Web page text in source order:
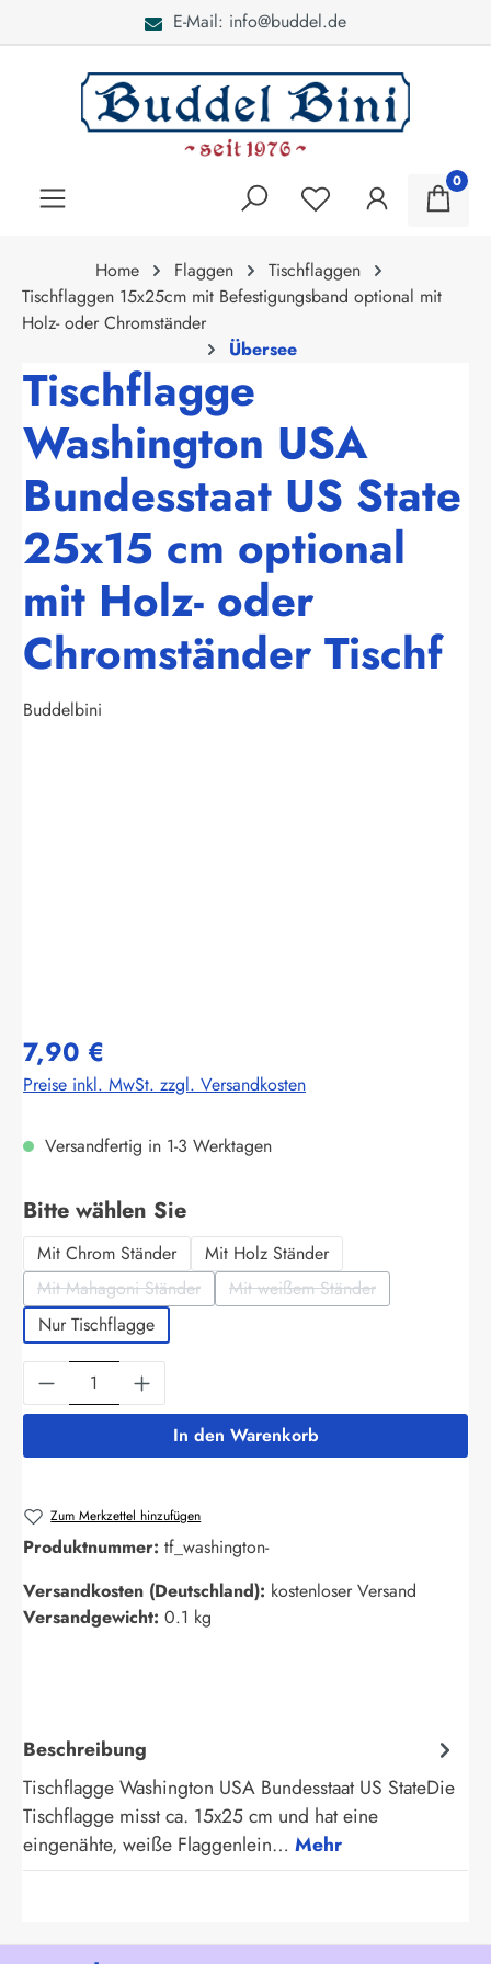
E-Mail: info@buddel.de
0
Home Flaggen
Tischflaggen
Tischflaggen 15x25cm mit Befestigungsband optional mit
Holz- oder Chromständer
Übersee
Tischflagge
Washington USA
Bundesstaat US State
25x15 cm optional
mit Holz- oder
Chromständer Tischf
Buddelbini
7,90 €
Preise inkl. MwSt. zzgl. Versandkosten
Versandfertig in 1-3 Werktagen
Bitte wählen Sieauswählen
Mit Chrom Ständer
Mit Holz Ständer
Mit Mahagoni Ständer
(Diese Option ist zurzeit nicht verfügbar.)
Mit weißem Ständer
(Diese Option ist zurzeit
Nur Tischflagge
Produkt Anzahl: Gib den gewünschten
In den Warenkorb
Zum Merkzettel hinzufügen
Produktnummer: tf_washington-
Versandkosten (Deutschland): kostenloser Versand
Versandgewicht: 0.1 kg
Beschreibung
Tischflagge Washington USA Bundesstaat US StateDie
Tischflagge misst ca. 15x25 cm und hat eine
eingenähte, weiße Flaggenlein… Mehr